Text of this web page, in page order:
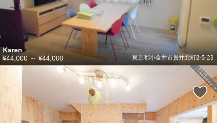
Karen
東京都小金井市貫井北町2-5-23
¥44,000 ～¥44,000